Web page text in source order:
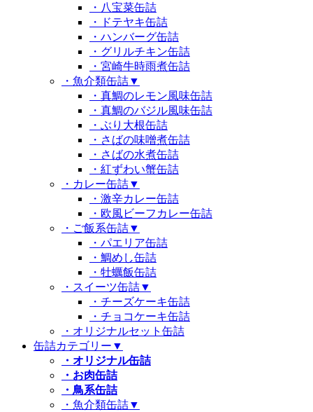
・八宝菜缶詰
・ドテヤキ缶詰
・ハンバーグ缶詰
・グリルチキン缶詰
・宮崎牛時雨煮缶詰
・魚介類缶詰▼
・真鯛のレモン風味缶詰
・真鯛のバジル風味缶詰
・ぶり大根缶詰
・さばの味噌煮缶詰
・さばの水煮缶詰
・紅ずわい蟹缶詰
・カレー缶詰▼
・激辛カレー缶詰
・欧風ビーフカレー缶詰
・ご飯系缶詰▼
・パエリア缶詰
・鯛めし缶詰
・牡蠣飯缶詰
・スイーツ缶詰▼
・チーズケーキ缶詰
・チョコケーキ缶詰
・オリジナルセット缶詰
缶詰カテゴリー ▼
・オリジナル缶詰
・お肉缶詰
・鳥系缶詰
・魚介類缶詰▼